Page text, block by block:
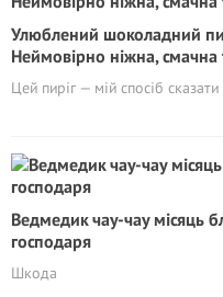
Улюблений шоколадний
Неймовірно ніжна, смачна
Цей пиріг — мій спосіб
Ведмедик чау-чау місяць
господаря
Шкода